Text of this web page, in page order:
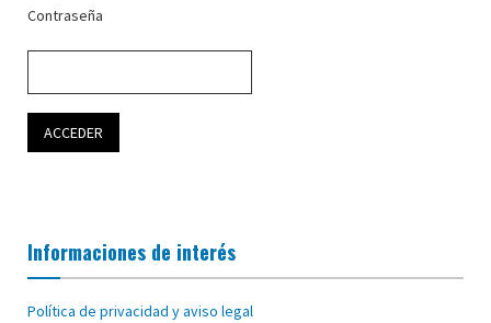
Contraseña
Informaciones de interés
Política de privacidad y aviso legal